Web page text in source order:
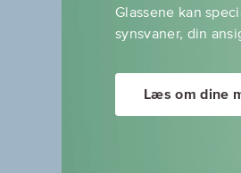
Glassene kan
synsvaner, din
Læs om dine